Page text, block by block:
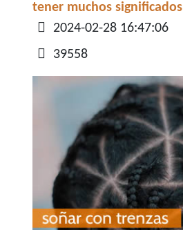
tener muchos significados
Detalles
2024-02-28 16:47:06
39558